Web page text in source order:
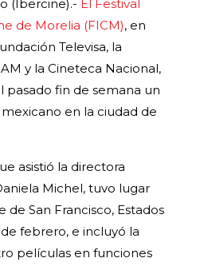
(Ibercine).- El Festival
de Morelia (FICM), en
Televisa, la
y la Cineteca Nacional,
pasado fin de semana un
en la ciudad de
asistió la directora
Michel, tuvo lugar
de San Francisco, Estados
febrero, e incluyó la
películas en funciones